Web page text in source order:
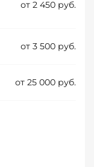
от 2 450 руб.
от 3 500 руб.
от 25 000 руб.